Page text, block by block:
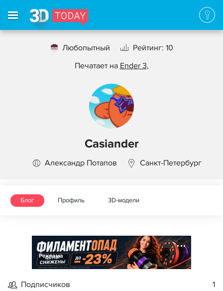
Любопытный
Рейтинг: 10
Печатает на Ender 3,
Casiander
Александр Потапов Санкт-Петербург
Блог Профиль 3D-модели
Реклама
Подписчиков 1